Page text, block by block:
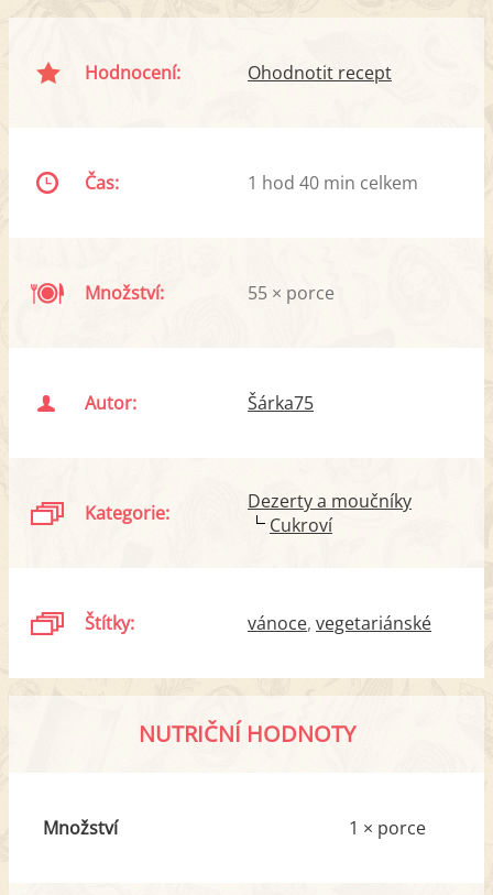
Hodnocení: Ohodnotit recept
Čas: 1 hod 40 min celkem
Množství: 55 × porce
Autor: Šárka75
Kategorie:
Dezerty a moučníky
Cukroví
Štítky: vánoce vegetariánské
NUTRIČNÍ HODNOTY
Množství 1 × porce